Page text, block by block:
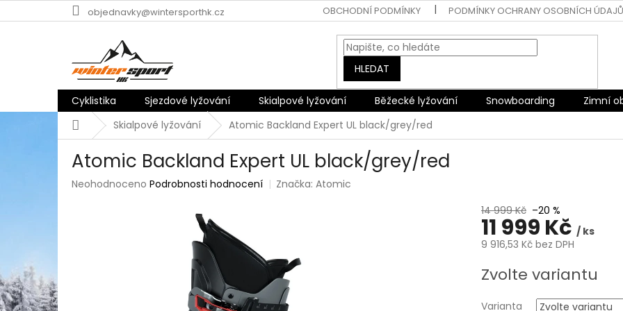
na
objednavky@wintersporthk.cz OBCHODNÍ PODMÍNKY PODMÍNKY OCHRANY OSOBNÍCH ÚDAJŮ
HLEDAT
Cyklistika Sjezdové lyžování Skialpové lyžování Běžecké lyžování Snowboarding Zimní
DomůSkialpové lyžování Atomic Backland Expert UL black/grey/red
Atomic Backland Expert UL black/grey/red
Průměrné
Neohodnoceno Podrobnosti hodnocení Značka:Atomic
14 999 Kč –20 %
11 999 Kč / ks
9 916,53 Kč bez DPH
cena:
Zvolte variantu
Varianta